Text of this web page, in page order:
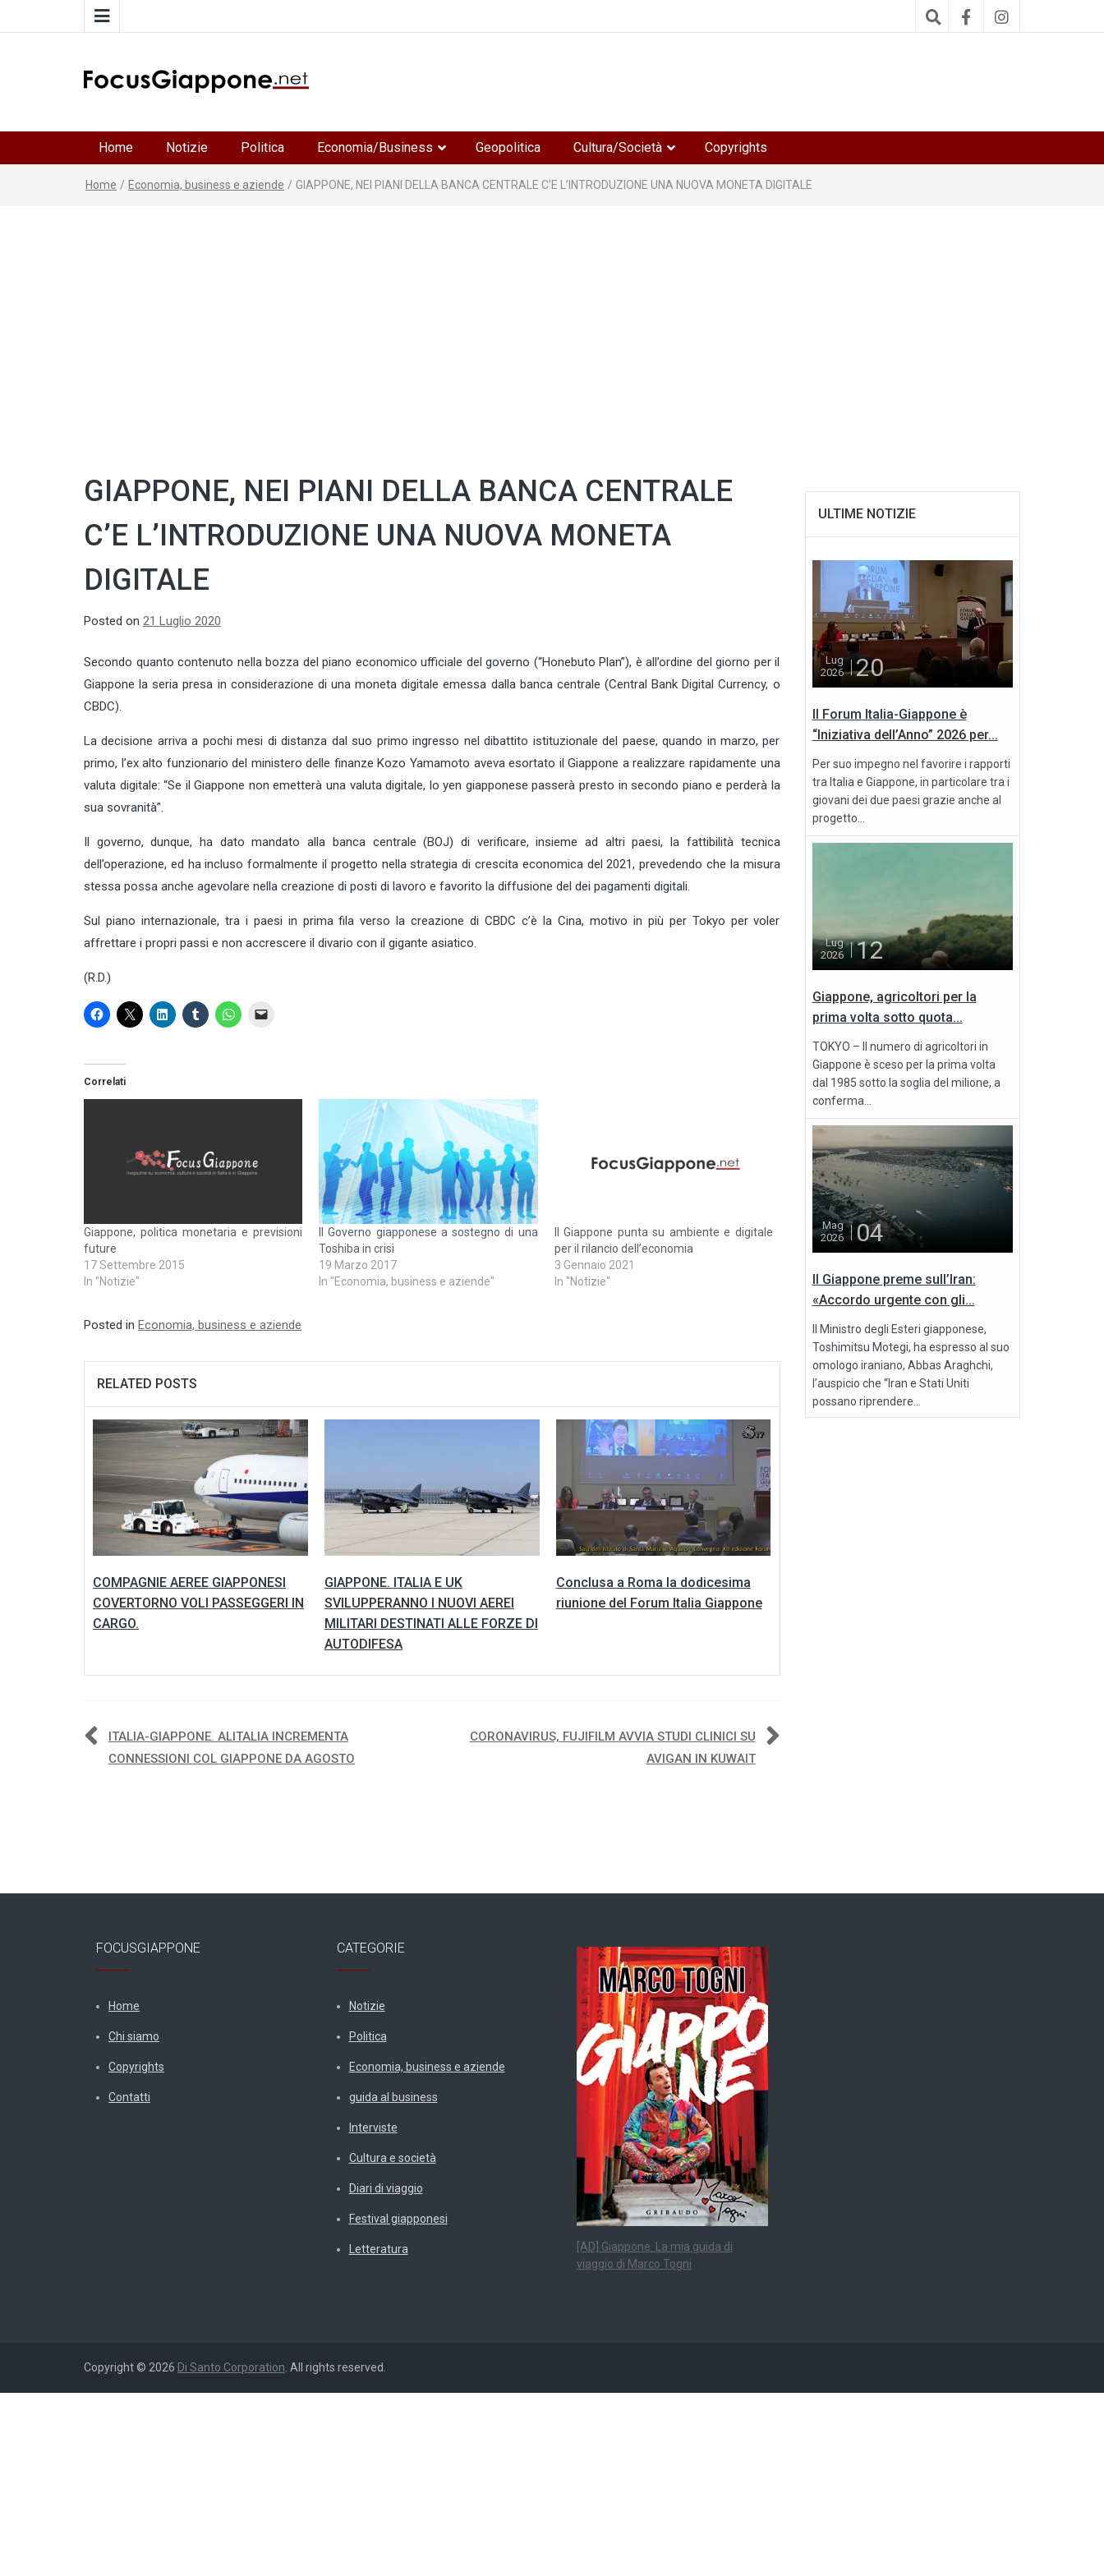
Home Notizie Politica Economia/Business Geopolitica Cultura/Società Copyrights
Home / Economia, business e aziende / GIAPPONE, NEI PIANI DELLA BANCA CENTRALE C’E L’INTRODUZIONE UNA NUOVA MONETA DIGITALE
GIAPPONE, NEI PIANI DELLA BANCA CENTRALE
C’E L’INTRODUZIONE UNA NUOVA MONETA
DIGITALE
Posted on 21 Luglio 2020
Secondo quanto contenuto nella bozza del piano economico ufficiale del governo (“Honebuto Plan”), è all’ordine del giorno per il
Giappone la seria presa in considerazione di una moneta digitale emessa dalla banca centrale (Central Bank Digital Currency, o
CBDC).
La decisione arriva a pochi mesi di distanza dal suo primo ingresso nel dibattito istituzionale del paese, quando in marzo, per
primo, l’ex alto funzionario del ministero delle finanze Kozo Yamamoto aveva esortato il Giappone a realizzare rapidamente una
valuta digitale: “Se il Giappone non emetterà una valuta digitale, lo yen giapponese passerà presto in secondo piano e perderà la
sua sovranità”.
Il governo, dunque, ha dato mandato alla banca centrale (BOJ) di verificare, insieme ad altri paesi, la fattibilità tecnica
dell’operazione, ed ha incluso formalmente il progetto nella strategia di crescita economica del 2021, prevedendo che la misura
stessa possa anche agevolare nella creazione di posti di lavoro e favorito la diffusione del dei pagamenti digitali.
Sul piano internazionale, tra i paesi in prima fila verso la creazione di CBDC c’è la Cina, motivo in più per Tokyo per voler
affrettare i propri passi e non accrescere il divario con il gigante asiatico.
(R.D.)
Correlati
Giappone, politica monetaria e previsioni
future
17 Settembre 2015
In "Notizie"
Il Governo giapponese a sostegno di una
Toshiba in crisi
19 Marzo 2017
In "Economia, business e aziende"
Il Giappone punta su ambiente e digitale
per il rilancio dell’economia
3 Gennaio 2021
In "Notizie"
Posted in Economia, business e aziende
RELATED POSTS
COMPAGNIE AEREE GIAPPONESI
COVERTORNO VOLI PASSEGGERI IN
CARGO.
GIAPPONE. ITALIA E UK
SVILUPPERANNO I NUOVI AEREI
MILITARI DESTINATI ALLE FORZE DI
AUTODIFESA
Conclusa a Roma la dodicesima
riunione del Forum Italia Giappone
Navigazione
ITALIA-GIAPPONE. ALITALIA INCREMENTA
CONNESSIONI COL GIAPPONE DA AGOSTO
CORONAVIRUS, FUJIFILM AVVIA STUDI CLINICI SU
AVIGAN IN KUWAIT
ULTIME NOTIZIE
Lug
2026
20
Il Forum Italia-Giappone è
“Iniziativa dell’Anno” 2026 per...
Per suo impegno nel favorire i rapporti
tra Italia e Giappone, in particolare tra i
giovani dei due paesi grazie anche al
progetto...
Lug
2026
12
Giappone, agricoltori per la
prima volta sotto quota...
TOKYO – Il numero di agricoltori in
Giappone è sceso per la prima volta
dal 1985 sotto la soglia del milione, a
conferma...
Mag
2026
04
Il Giappone preme sull’Iran:
«Accordo urgente con gli...
Il Ministro degli Esteri giapponese,
Toshimitsu Motegi, ha espresso al suo
omologo iraniano, Abbas Araghchi,
l’auspicio che “Iran e Stati Uniti
possano riprendere...
FOCUSGIAPPONE
Home
Chi siamo
Copyrights
Contatti
CATEGORIE
Notizie
Politica
Economia, business e aziende
guida al business
Interviste
Cultura e società
Diari di viaggio
Festival giapponesi
Letteratura
[AD] Giappone. La mia guida di
viaggio di Marco Togni
Copyright © 2026 Di Santo Corporation . All rights reserved.